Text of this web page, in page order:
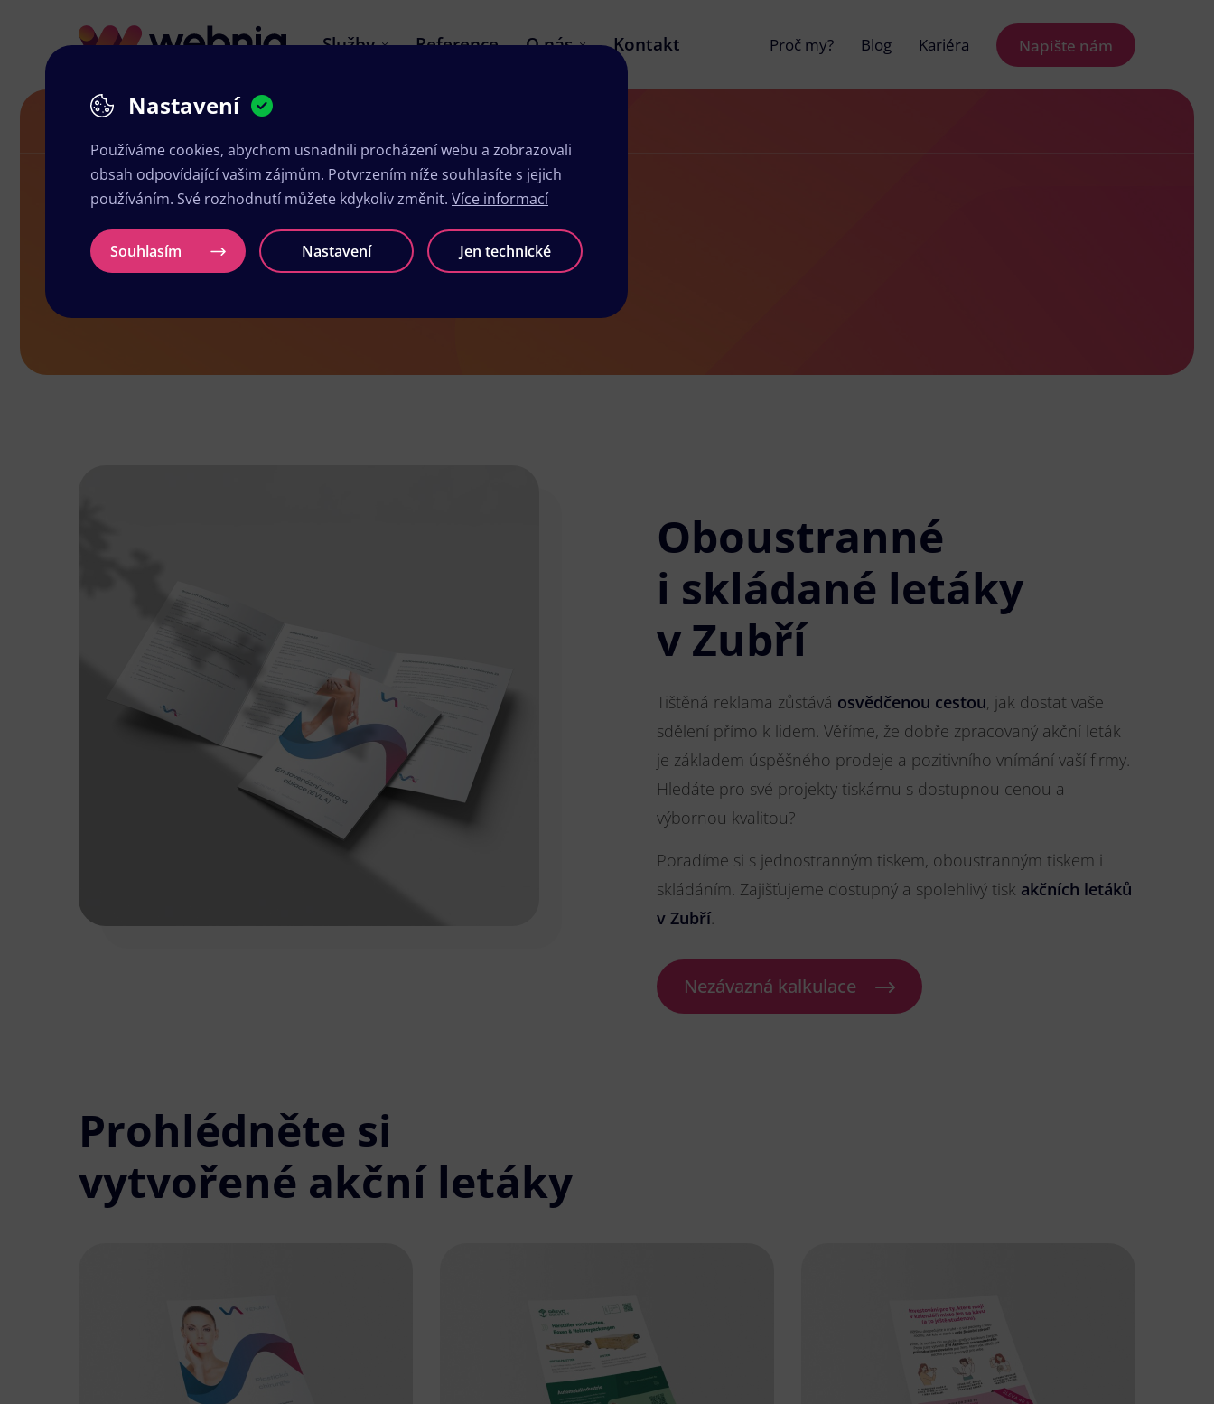
Služby Reference O nás Kontakt Proč my? Blog Kariéra Napište nám
Akční letáky v Zubří
Akční letáky v Zubří
Oboustranné
i skládané letáky
v Zubří
Tištěná reklama zůstává osvědčenou cestou, jak dostat vaše
sdělení přímo k lidem. Věříme, že dobře zpracovaný akční leták
je základem úspěšného prodeje a pozitivního vnímání vaší firmy.
Hledáte pro své projekty tiskárnu s dostupnou cenou a
výbornou kvalitou?
Poradíme si s jednostranným tiskem, oboustranným tiskem i
skládáním. Zajišťujeme dostupný a spolehlivý tisk akčních letáků
v Zubří.
Nezávazná kalkulace
Prohlédněte si
vytvořené akční letáky
Nastavení
Používáme cookies, abychom usnadnili procházení webu a zobrazovali
obsah odpovídající vašim zájmům. Potvrzením níže souhlasíte s jejich
používáním. Své rozhodnutí můžete kdykoliv změnit. Více informací
Souhlasím Nastavení Jen technické